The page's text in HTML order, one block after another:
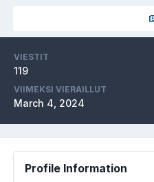
VIESTIT
119
VIIMEKSI VIERAILLUT
March 4, 2024
Profile Information